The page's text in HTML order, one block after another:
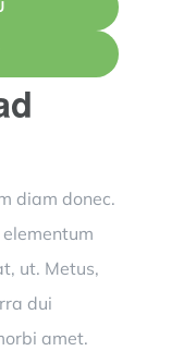
diam donec.
ut. Metus,
dui
amet.